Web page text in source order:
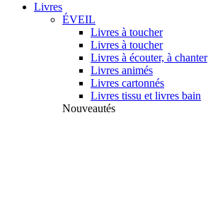
Livres
ÉVEIL
Livres à toucher
Livres à toucher
Livres à écouter, à chanter
Livres animés
Livres cartonnés
Livres tissu et livres bain
Nouveautés